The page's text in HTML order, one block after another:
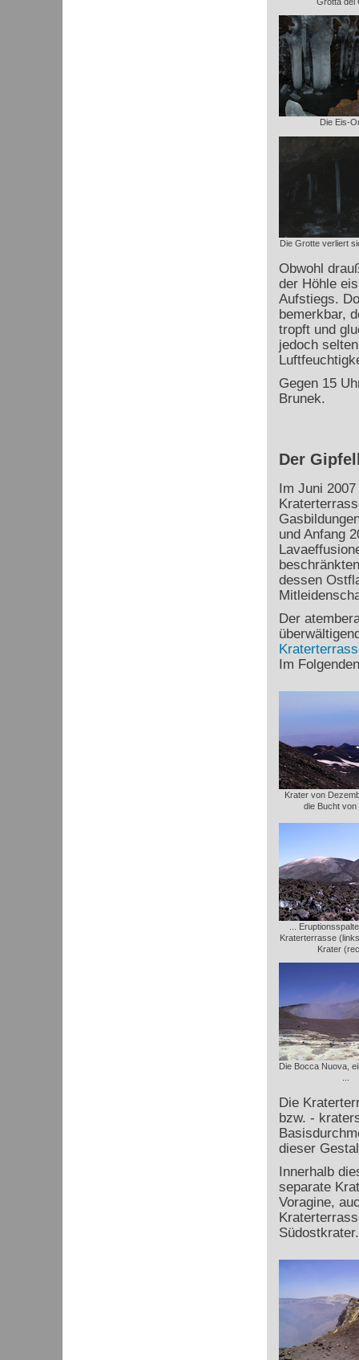
Die Eis-
Die Grotte verliert
Obwohl
der Höhle
Aufstiegs.
bemerkbar,
tropft und
jedoch
Gegen 15
Brunek.
Der
Im Juni
und Anfang
dessen
Der
Im
Krater von
die Bucht von
...
Kraterterrasse
Krater
Die Bocca Nuova,
Die
bzw. -
dieser
Innerhalb
separate
Voragine,
Südostkrater.